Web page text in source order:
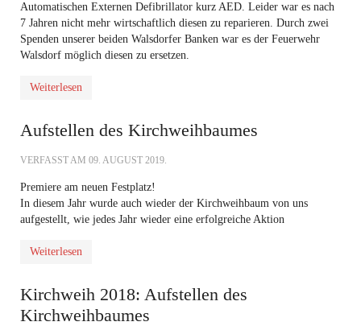
Automatischen Externen Defibrillator kurz AED. Leider war es nach
7 Jahren nicht mehr wirtschaftlich diesen zu reparieren. Durch zwei
Spenden unserer beiden Walsdorfer Banken war es der Feuerwehr
Walsdorf möglich diesen zu ersetzen.
Weiterlesen
Aufstellen des Kirchweihbaumes
VERFASST AM 09. AUGUST 2019.
Premiere am neuen Festplatz!
In diesem Jahr wurde auch wieder der Kirchweihbaum von uns
aufgestellt, wie jedes Jahr wieder eine erfolgreiche Aktion
Weiterlesen
Kirchweih 2018: Aufstellen des
Kirchweihbaumes